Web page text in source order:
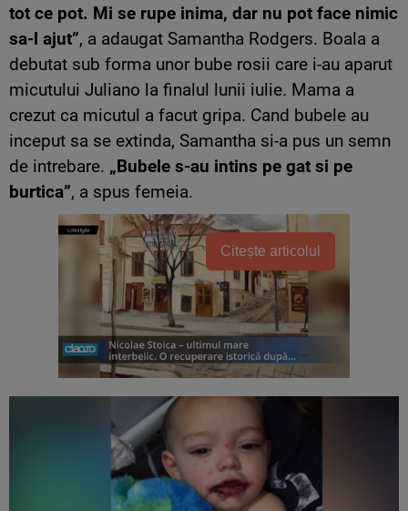
tot ce pot. Mi se rupe inima, dar nu pot face nimic
sa-l ajut”, a adaugat Samantha Rodgers. Boala a
debutat sub forma unor bube rosii care i-au aparut
micutului Juliano la finalul lunii iulie. Mama a
crezut ca micutul a facut gripa. Cand bubele au
inceput sa se extinda, Samantha si-a pus un semn
de intrebare. „Bubele s-au intins pe gat si pe
burtica”, a spus femeia.
Citește articolul